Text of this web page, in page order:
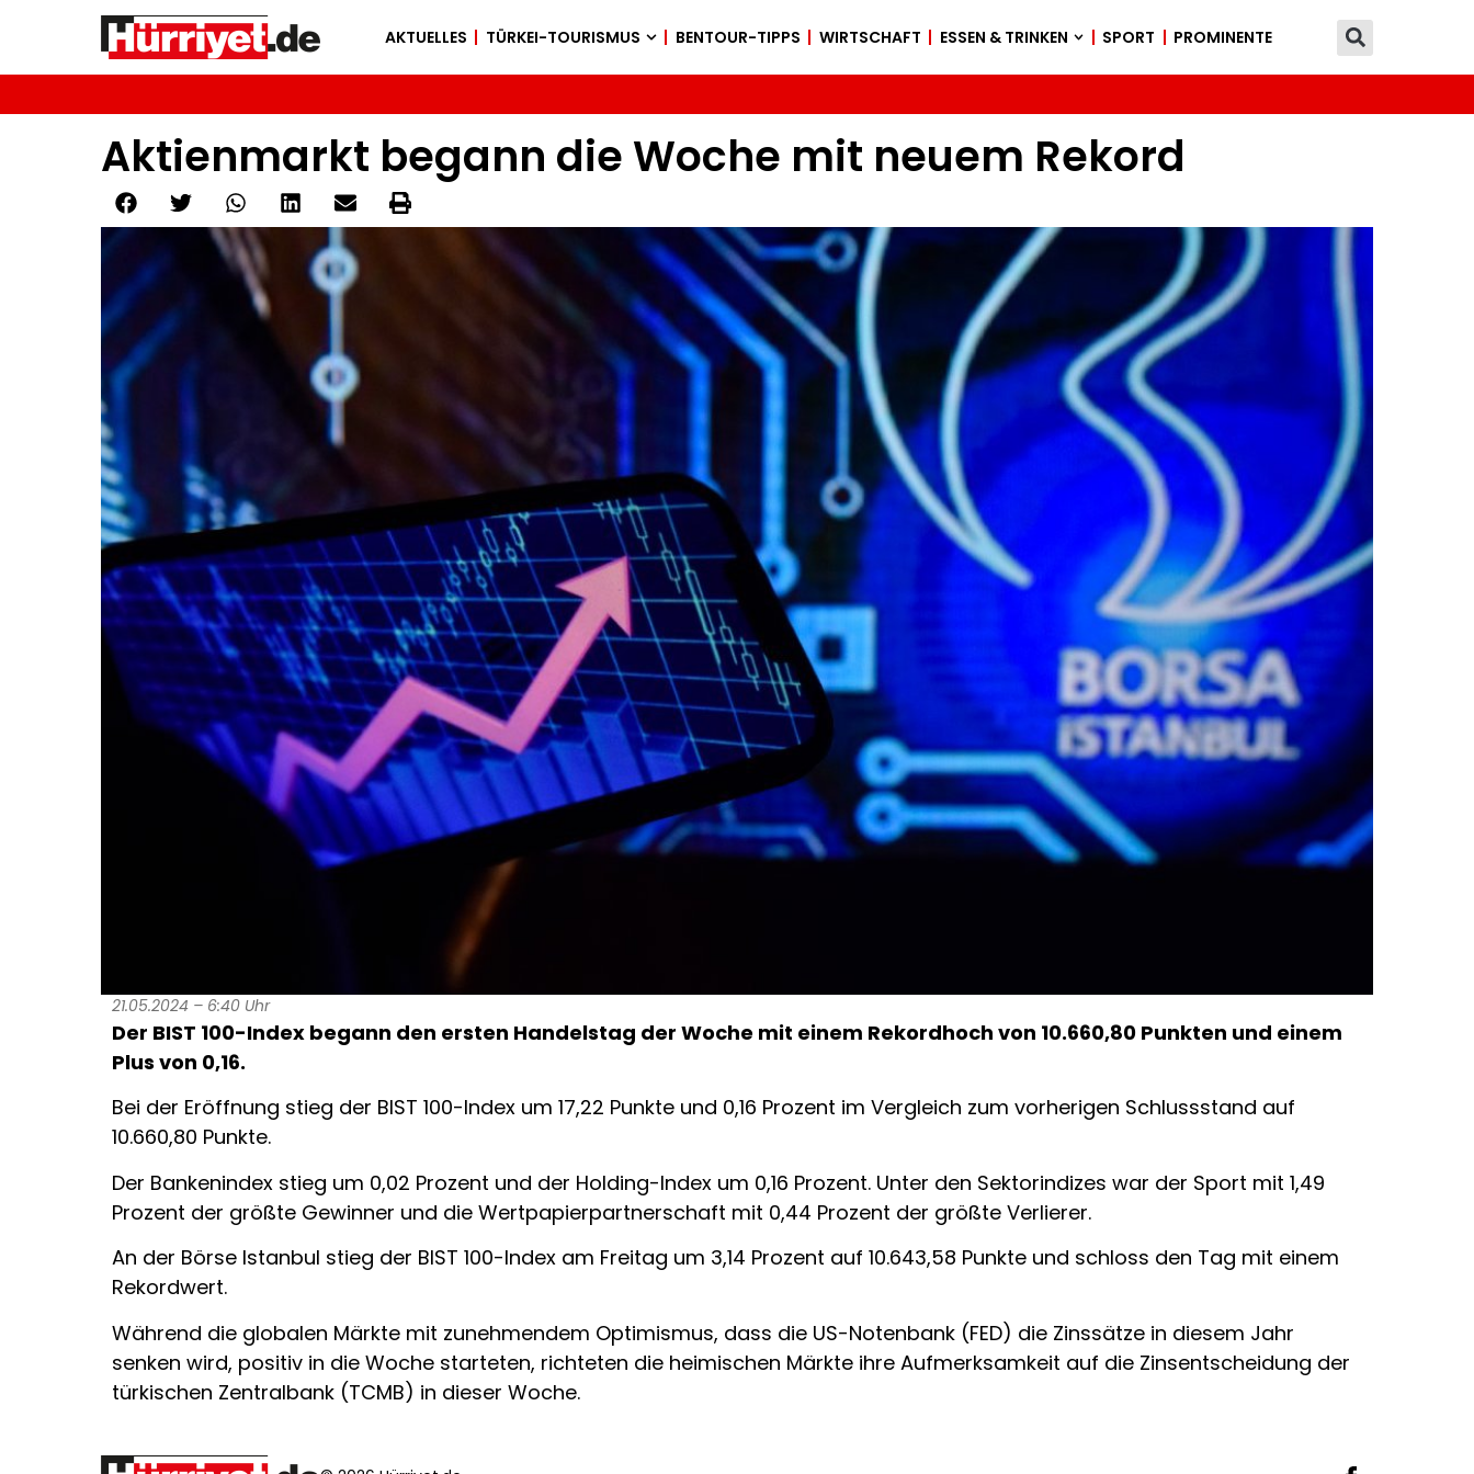
AKTUELLES TÜRKEI-TOURISMUS BENTOUR-TIPPS WIRTSCHAFT ESSEN & TRINKEN SPORT PROMINENTE
Aktienmarkt begann die Woche mit neuem Rekord
21.05.2024 – 6:40 Uhr
Der BIST 100-Index begann den ersten Handelstag der Woche mit einem Rekordhoch von 10.660,80 Punkten und einem
Plus von 0,16.
Bei der Eröffnung stieg der BIST 100-Index um 17,22 Punkte und 0,16 Prozent im Vergleich zum vorherigen Schlussstand auf
10.660,80 Punkte.
Der Bankenindex stieg um 0,02 Prozent und der Holding-Index um 0,16 Prozent. Unter den Sektorindizes war der Sport mit 1,49
Prozent der größte Gewinner und die Wertpapierpartnerschaft mit 0,44 Prozent der größte Verlierer.
An der Börse Istanbul stieg der BIST 100-Index am Freitag um 3,14 Prozent auf 10.643,58 Punkte und schloss den Tag mit einem
Rekordwert.
Während die globalen Märkte mit zunehmendem Optimismus, dass die US-Notenbank (FED) die Zinssätze in diesem Jahr
senken wird, positiv in die Woche starteten, richteten die heimischen Märkte ihre Aufmerksamkeit auf die Zinsentscheidung der
türkischen Zentralbank (TCMB) in dieser Woche.